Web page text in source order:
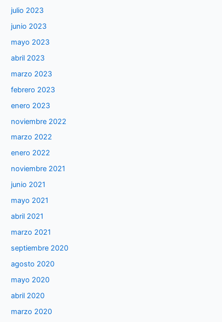
julio 2023
junio 2023
mayo 2023
abril 2023
marzo 2023
febrero 2023
enero 2023
noviembre 2022
marzo 2022
enero 2022
noviembre 2021
junio 2021
mayo 2021
abril 2021
marzo 2021
septiembre 2020
agosto 2020
mayo 2020
abril 2020
marzo 2020